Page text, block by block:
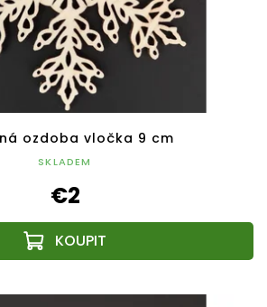
ozdoba vločka 9 cm
SKLADEM
€2